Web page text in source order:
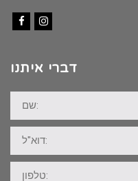
דברי איתנו
שם:
דוא"ל:
טלפון: